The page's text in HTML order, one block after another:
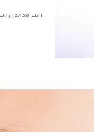
11 ملتر - ‏254.550 ر.ع.‏ / لتر